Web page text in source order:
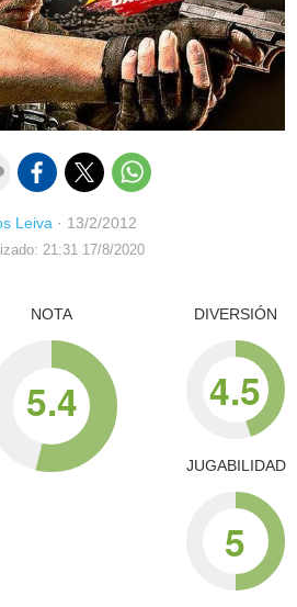
Leiva · 13/2/2012
21:31 17/8/2020
NOTA
5.4
DIVERSIÓN
4.5
JUGABILIDAD
5